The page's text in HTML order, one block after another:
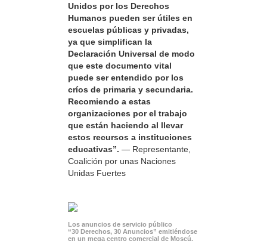
Unidos por los Derechos
Humanos pueden ser útiles en
escuelas públicas y privadas,
ya que simplifican la
Declaración Universal de modo
que este documento vital
puede ser entendido por los
críos de primaria y secundaria.
Recomiendo a estas
organizaciones por el trabajo
que están haciendo al llevar
estos recursos a instituciones
educativas”. — Representante,
Coalición por unas Naciones
Unidas Fuertes
Los anuncios de servicio público
“30 Derechos, 30 Anuncios” emitiéndose
en un mega centro comercial de Moscú.